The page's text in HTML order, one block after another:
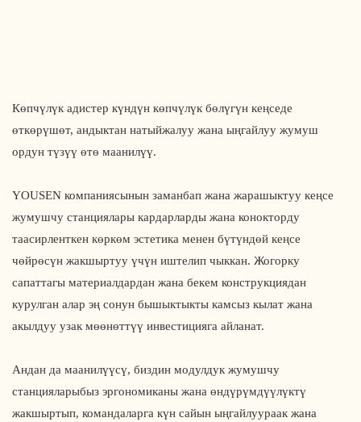
Көпчүлүк адистер күндүн көпчүлүк бөлүгүн кеңседе
өткөрүшөт, андыктан натыйжалуу жана ыңгайлуу жумуш
ордун түзүү өтө маанилүү.
YOUSEN компаниясынын заманбап жана жарашыктуу кеңсе
жумушчу станциялары кардарларды жана конокторду
таасирленткен көркөм эстетика менен бүтүндөй кеңсе
чөйрөсүн жакшыртуу үчүн иштелип чыккан. Жогорку
сапаттагы материалдардан жана бекем конструкциядан
курулган алар эң сонун бышыктыкты камсыз кылат жана
акылдуу узак мөөнөттүү инвестицияга айланат.
Андан да маанилүүсү, биздин модулдук жумушчу
станцияларыбыз эргономиканы жана өндүрүмдүүлүктү
жакшыртып, командаларга күн сайын ыңгайлуураак жана